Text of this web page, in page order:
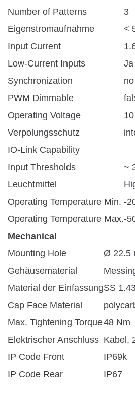
Number of Patterns
3
Eigenstromaufnahme
<
Input Current
Low-Current Inputs
Ja
Synchronization
no
PWM Dimmable
Operating Voltage
Verpolungsschutz
IO-Link Capability
Input Thresholds
~
Leuchtmittel
Operating Temperature Min. -
Operating Temperature Max.-
Mechanical
Mounting Hole
Ø 22.5
Gehäusematerial
Material der EinfassungSS
Cap Face Material
Max. Tightening Torque48 Nm
Elektrischer Anschluss Kabel,
IP Code Front
IP69k
IP Code Rear
IP67